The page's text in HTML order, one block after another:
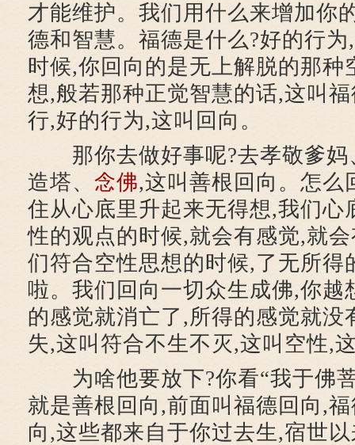
才能维护。我们用什么来增加你
德和智慧。福德是什么?好的行
时候,你回向的是无上解脱的那种
想,般若那种正觉智慧的话,这叫
行,好的行为,这叫回向。
那你去做好事呢?去孝敬爹妈
造塔、 念佛,这叫善根回向。怎么
住从心底里升起来无得想,我们心
性的观点的时候,就会有感觉,就
们符合空性思想的时候,了无所得
啦。我们回向一切众生成佛,你越
的感觉就消亡了,所得的感觉就没
失,这叫符合不生不灭,这叫空性,
为啥他要放下?你看“我于佛
就是善根回向,前面叫福德回向,
向,这些都来自于你过去生,宿世